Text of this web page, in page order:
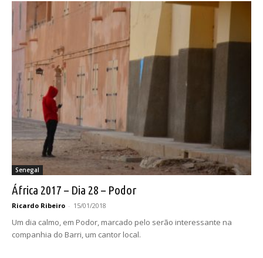
Senegal
África 2017 – Dia 28 – Podor
Ricardo Ribeiro - 15/01/2018
Um dia calmo, em Podor, marcado pelo serão interessante na
companhia do Barri, um cantor local.